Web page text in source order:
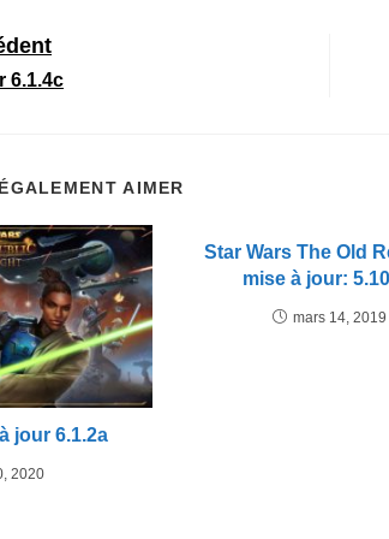
6.1.4c
AIMER
jour 6.1.2a
2020
Star Wars The Old
mise à jour:
mars 14, 2019